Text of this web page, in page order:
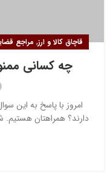
قاچاق کالا و ارز, مراجع
چه کسانی
امروز با پاسخ به این
دارند؟ همراهتان هستیم.